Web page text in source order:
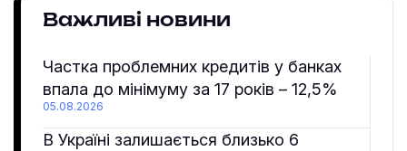
Важливі новини
Частка проблемних кредитів у банках
впала до мінімуму за 17 років – 12,5%
05.08.2026
В Україні залишається близько 6